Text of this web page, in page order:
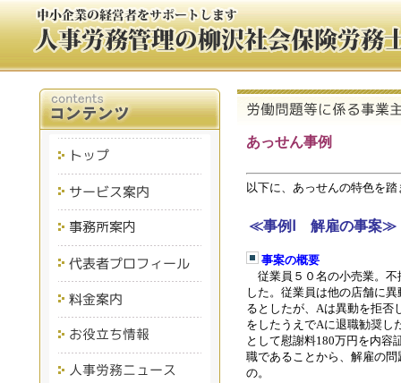
あっせん事例
以下に、あっせんの特色を
≪事例Ⅰ 解雇の事案≫
事案の概要
従業員５０名の小売業。
した。従業員は他の店舗に
るとしたが、 Aは異動を拒否
をしたうえでAに退職勧奨し
として慰謝料180万円を内容
職であることから、解雇の
の。